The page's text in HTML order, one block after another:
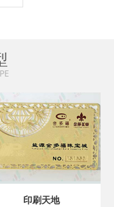
印刷天地